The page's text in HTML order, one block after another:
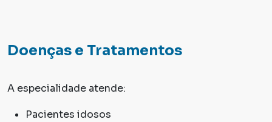
Doenças e Tratamentos
A especialidade atende:
Pacientes idosos